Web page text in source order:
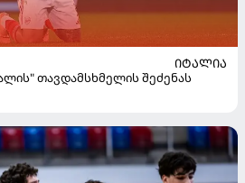
ᲘᲢᲐᲚᲘᲐ
თავდამსხმელის შეძენას